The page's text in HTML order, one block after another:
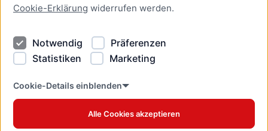
Cookie-Erklärung widerrufen werden.
Notwendig
Präferenzen
Statistiken
Marketing
Cookie-Details einblenden
Alle Cookies akzeptieren
Kontakt
Datenschutzhinweise
Barrierefreiheit
Cookie Erklärung